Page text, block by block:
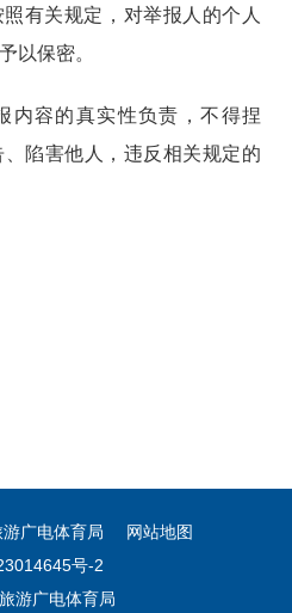
有关规定，对举报人的个人
以保密。
内容的真实性负责，不得捏
陷害他人，违反相关规定的
广电体育局
网站地图
号-2
游广电体育局